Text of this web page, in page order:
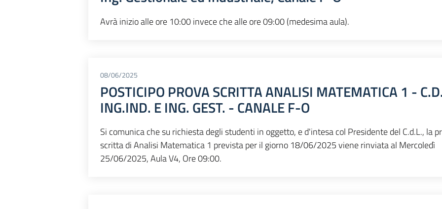
Avrà inizio alle ore 10:00 invece che alle ore 09:00 (medesima aula).
08/06/2025
POSTICIPO PROVA SCRITTA ANALISI MATEMATICA 1 -
ING.IND. E ING. GEST. - CANALE F-O
Si comunica che su richiesta degli studenti in oggetto, e d'intesa col Presidente del C.d.L., la
scritta di Analisi Matematica 1 prevista per il giorno 18/06/2025 viene rinviata al Mercoledì
25/06/2025, Aula V4, Ore 09:00.